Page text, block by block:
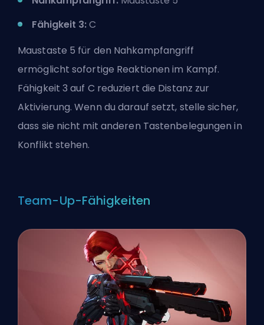
Fähigkeit 3:C
Maustaste 5 für den Nahkampfangriff
ermöglicht sofortige Reaktionen im Kampf.
Fähigkeit 3 auf C reduziert die Distanz zur
Aktivierung. Wenn du darauf setzt, stelle sicher,
dass sie nicht mit anderen Tastenbelegungen in
Konflikt stehen.
Team-Up-Fähigkeiten